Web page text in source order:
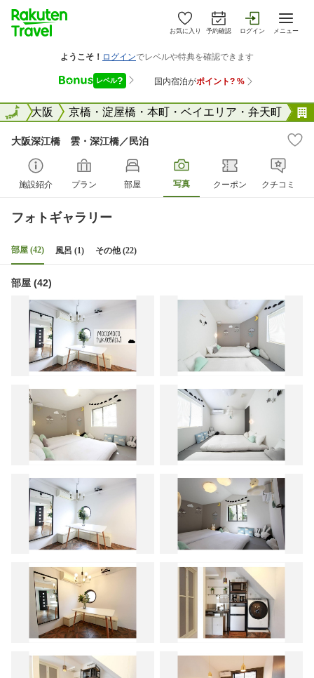
お気に入り 予約確認 ログイン メニュー
府 大阪 京橋・淀屋橋・本町・ベイエリア・弁天町
全国
大阪深江橋 雲・深江橋／民泊
施設紹介 プラン 部屋 写真 クーポン クチコミ
フォトギャラリー
部屋 (42) 風呂 (1) その他 (22)
部屋 (42)